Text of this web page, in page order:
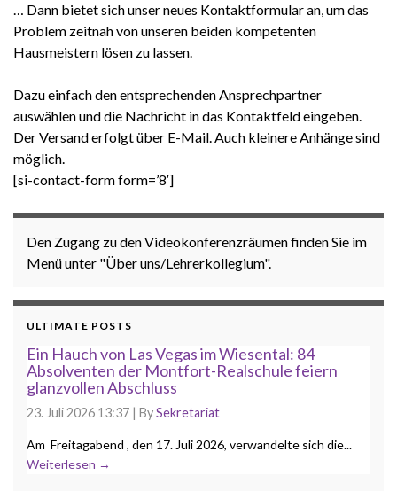
… Dann bietet sich unser neues Kontaktformular an, um das
Problem zeitnah von unseren beiden kompetenten
Hausmeistern lösen zu lassen.
Dazu einfach den entsprechenden Ansprechpartner
auswählen und die Nachricht in das Kontaktfeld eingeben.
Der Versand erfolgt über E-Mail. Auch kleinere Anhänge sind
möglich.
[si-contact-form form=’8′]
Den Zugang zu den Videokonferenzräumen finden Sie im
Menü unter "Über uns/Lehrerkollegium".
ULTIMATE POSTS
Ein Hauch von Las Vegas im Wiesental: 84
Absolventen der Montfort-Realschule feiern
glanzvollen Abschluss
23. Juli 2026 13:37 BySekretariat
Am Freitagabend , den 17. Juli 2026, verwandelte sich die...
Weiterlesen →